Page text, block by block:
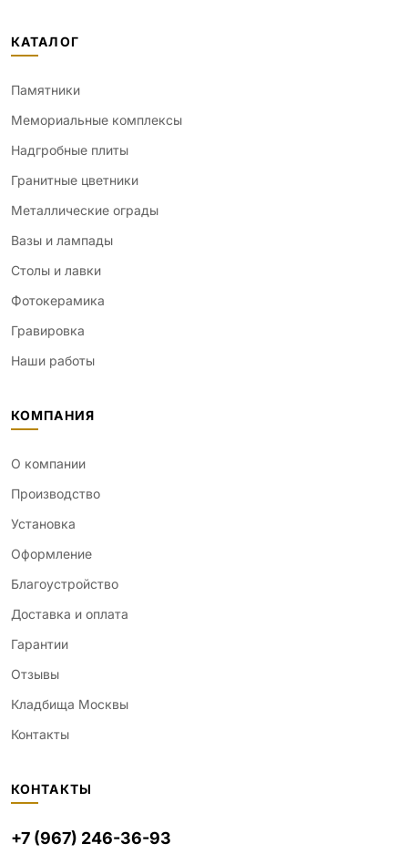
КАТАЛОГ
Памятники
Мемориальные комплексы
Надгробные плиты
Гранитные цветники
Металлические ограды
Вазы и лампады
Столы и лавки
Фотокерамика
Гравировка
Наши работы
КОМПАНИЯ
О компании
Производство
Установка
Оформление
Благоустройство
Доставка и оплата
Гарантии
Отзывы
Кладбища Москвы
Контакты
КОНТАКТЫ
+7 (967) 246-36-93